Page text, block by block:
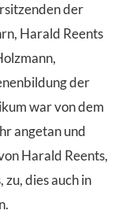
der
Harald Reents
der
war von dem
angetan und
Harald Reents,
dies auch in